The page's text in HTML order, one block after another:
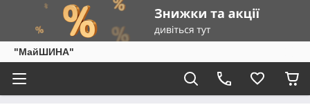
"МайШИНА"